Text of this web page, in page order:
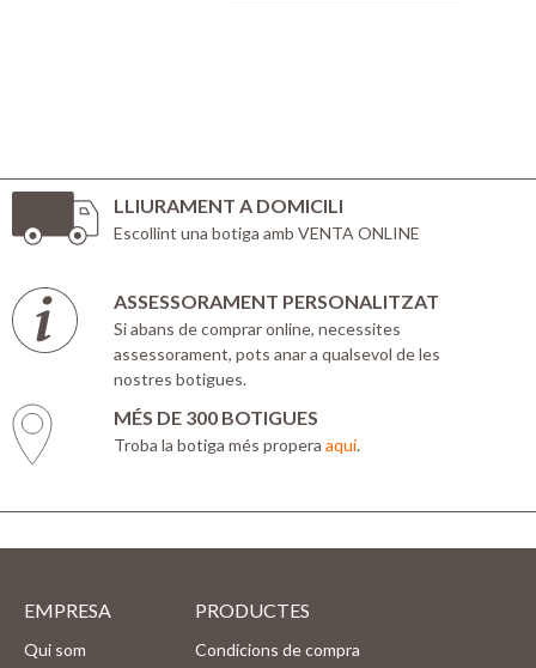
LLIURAMENT A DOMICILI
Escollint una botiga amb VENTA ONLINE
ASSESSORAMENT PERSONALITZAT
Si abans de comprar online, necessites
assessorament, pots anar a qualsevol de les
nostres botigues.
MÉS DE 300 BOTIGUES
Troba la botiga més propera aquí.
EMPRESA
Qui som
PRODUCTES
Condicions de compra